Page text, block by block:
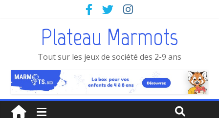
Plateau Marmots
Tout sur les jeux de société des 2-9 ans